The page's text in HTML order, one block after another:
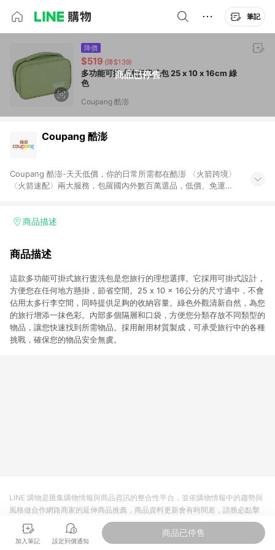
筆記
商品已停售
降價
$519 (降$139)
多功能可掛式旅行盥洗包 25 x 10 x 16cm 綠
色
Coupang 酷澎
Coupang 酷澎
Coupang 酷澎-天天低價，你的日常所需都在酷澎 〈火箭跨境〉
〈火箭速配〉兩大服務，包羅國內外數百萬選品，低價、免運，
加入WOW會員告別湊免運，火箭速配、火箭跨境優質選品不限金
商品描述
商品描述
這款多功能可掛式旅行盥洗包是您旅行的理想選擇。它採用可掛式設計，
方便您在任何地方懸掛，節省空間。25 x 10 x 16公分的尺寸適中，不會
佔用太多行李空間，同時提供足夠的收納容量。綠色外觀清新自然，為您
的旅行增添一抹色彩。內部多個隔層和口袋，方便您分類存放不同類型的
物品，讓您快速找到所需物品。採用耐用材質製成，可承受旅行中的各種
挑戰，確保您的物品安全無虞。
加入筆記 設定到價通知
商品已停售
LINE 購物是匯集購物情報與商品資訊的整合性平台，並依購物情報中的趨勢與
風格做合作網路商家的延伸商品推薦，商品資料更新會有時間差，請務必點擊
商品至各合作網路商家，確認現售價與購物條件，一切資訊以合作廠商網頁為
準。